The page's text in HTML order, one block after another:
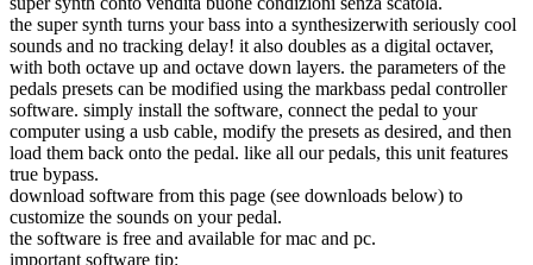
the super synth turns your bass into a synthesizerwith seriously cool
sounds and no tracking delay! it also doubles as a digital octaver,
with both octave up and octave down layers. the parameters of the
pedals presets can be modified using the markbass pedal controller
software. simply install the software, connect the pedal to your
computer using a usb cable, modify the presets as desired, and then
load them back onto the pedal. like all our pedals, this unit features
true bypass.
download software from this page (see downloads below) to
customize the sounds on your pedal.
the software is free and available for mac and pc.
important software tip: